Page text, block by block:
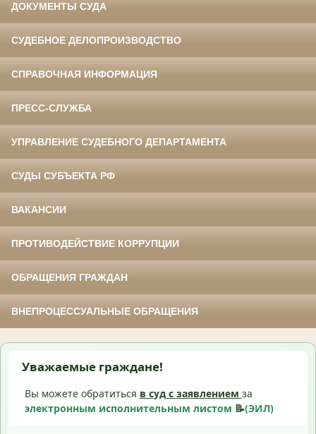
ДОКУМЕНТЫ СУДА
СУДЕБНОЕ ДЕЛОПРОИЗВОДСТВО
СПРАВОЧНАЯ ИНФОРМАЦИЯ
ПРЕСС-СЛУЖБА
УПРАВЛЕНИЕ СУДЕБНОГО ДЕПАРТАМЕНТА
СУДЫ СУБЪЕКТА РФ
ВАКАНСИИ
ПРОТИВОДЕЙСТВИЕ КОРРУПЦИИ
ОБРАЩЕНИЯ ГРАЖДАН
ВНЕПРОЦЕССУАЛЬНЫЕ ОБРАЩЕНИЯ
Уважаемые граждане!
Вы можете обратиться в суд с заявлением за
электронным исполнительным листом 📝(ЭИЛ)